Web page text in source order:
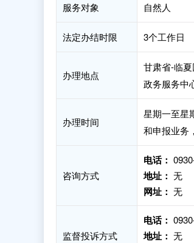
服务对象 自然人
法定办结时限 3个工作日
办理地点
甘肃省-临
政务服务中
办理时间
星期一至星
和申报业务
咨询方式
电话：
地址： 无
网址： 无
监督投诉方式
电话：
地址： 无